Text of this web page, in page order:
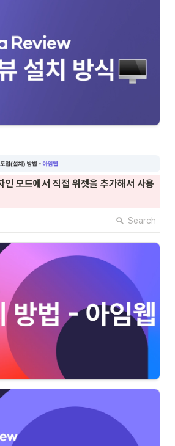
인 모드에서 직접 위젯을 추가해서 사용
Search